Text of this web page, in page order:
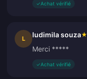
✓Achat vérifié
L ludimila souza★
Merci *****
✓Achat vérifié